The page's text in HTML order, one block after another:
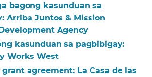
bagong kasunduan sa
Arriba Juntos & Mission
Agency​​
kasunduan sa pagbibigay:
Works West​​
grant agreement: La Casa de las